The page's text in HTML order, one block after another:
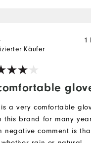
1
Käufer
is a very comfortable
this brand for many
negative comment is